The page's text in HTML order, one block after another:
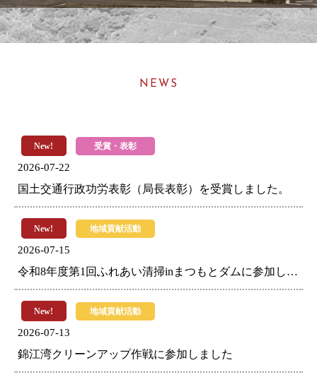
NEWS
New! 受賞・表彰
2026-07-22
国土交通行政功労表彰（局長表彰）を受賞しました。
New! 地域貢献活動
2026-07-15
令和8年度第1回ふれあい清掃inまつもとダムに参加しました
New! 地域貢献活動
2026-07-13
錦江湾クリーンアップ作戦に参加しました